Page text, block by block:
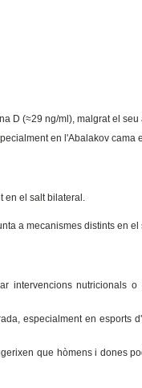
D (≈29 ng/ml), malgrat el seu
en l'Abalakov cama
en el salt bilateral.
a mecanismes distints en el
intervencions nutricionals
especialment en esports
que hòmens i dones